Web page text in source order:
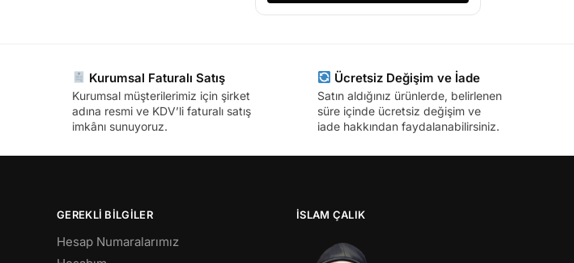
Kurumsal Faturalı Satış
Kurumsal müşterilerimiz için şirket
adına resmi ve KDV’li faturalı satış
imkânı sunuyoruz.
Ücretsiz Değişim ve İade
Satın aldığınız ürünlerde, belirlenen
süre içinde ücretsiz değişim ve
iade hakkından faydalanabilirsiniz.
GEREKLİ BİLGİLER
Hesap Numaralarımız
İSLAM ÇALIK